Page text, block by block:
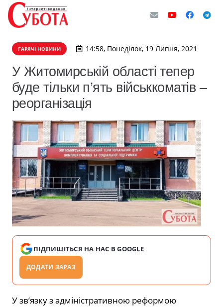
ГАРЯЧІ НОВИНИ 14:58, Понеділок, 19 Липня, 2021
У Житомирській області тепер
буде тільки п’ять військкоматів –
реорганізація
ПІДПИШІТЬСЯ НА НАС В GOOGLE
ДОДАТИ ЗАРАЗ
У зв’язку з адміністративною реформою